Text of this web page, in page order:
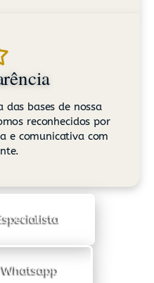
das bases de nossa
reconhecidos por
e comunicativa com
Whatsapp